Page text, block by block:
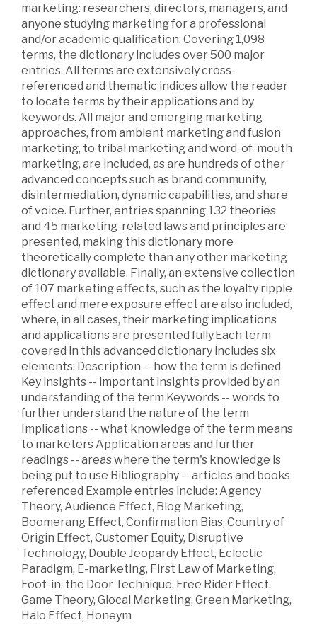
marketing: researchers, directors, managers, and
anyone studying marketing for a professional
and/or academic qualification. Covering 1,098
terms, the dictionary includes over 500 major
entries. All terms are extensively cross-
referenced and thematic indices allow the reader
to locate terms by their applications and by
keywords. All major and emerging marketing
approaches, from ambient marketing and fusion
marketing, to tribal marketing and word-of-mouth
marketing, are included, as are hundreds of other
advanced concepts such as brand community,
disintermediation, dynamic capabilities, and share
of voice. Further, entries spanning 132 theories
and 45 marketing-related laws and principles are
presented, making this dictionary more
theoretically complete than any other marketing
dictionary available. Finally, an extensive collection
of 107 marketing effects, such as the loyalty ripple
effect and mere exposure effect are also included,
where, in all cases, their marketing implications
and applications are presented fully.Each term
covered in this advanced dictionary includes six
elements: Description -- how the term is defined
Key insights -- important insights provided by an
understanding of the term Keywords -- words to
further understand the nature of the term
Implications -- what knowledge of the term means
to marketers Application areas and further
readings -- areas where the term's knowledge is
being put to use Bibliography -- articles and books
referenced Example entries include: Agency
Theory, Audience Effect, Blog Marketing,
Boomerang Effect, Confirmation Bias, Country of
Origin Effect, Customer Equity, Disruptive
Technology, Double Jeopardy Effect, Eclectic
Paradigm, E-marketing, First Law of Marketing,
Foot-in-the Door Technique, Free Rider Effect,
Game Theory, Glocal Marketing, Green Marketing,
Halo Effect, Honeym